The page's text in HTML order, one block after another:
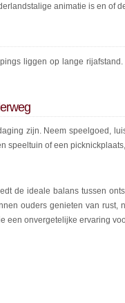
animatie is en of
liggen op lange
zijn. Neem speelgoed,
speeltuin of een
de ideale balans tussen
ouders genieten van
een onvergetelijke ervaring